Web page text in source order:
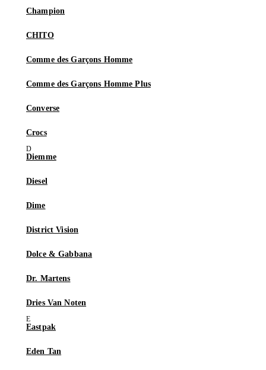
Champion
CHITO
Comme des Garçons Homme
Comme des Garçons Homme Plus
Converse
Crocs
Diemme
Diesel
Dime
District Vision
Dolce & Gabbana
Dr. Martens
Dries Van Noten
Eastpak
Eden Tan